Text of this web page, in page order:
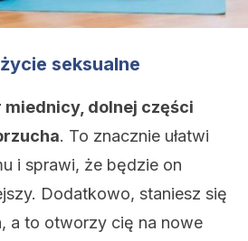
seksualne
miednicy, dolnej części
. To znacznie ułatwi
i sprawi, że będzie on
Dodatkowo, staniesz się
a to otworzy cię na nowe